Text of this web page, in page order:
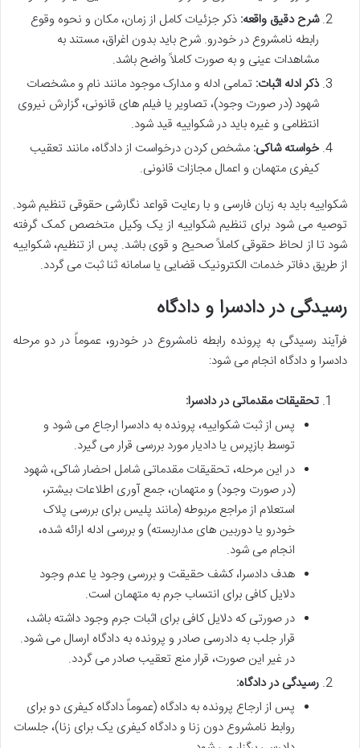
شرح دقیق واقعه: ذکر جزئیات کامل از زمان، مکان و نحوه وقوع
رابطه نامشروع در خودرو. شرح باید بدون اغراق، مستند به
مشاهدات عینی و به صورت کاملاً واضح باشد.
ذکر ادله اثبات: تمامی ادله و مدارک موجود مانند نام و مشخصات
شهود (در صورت وجود)، تصاویر یا فیلم های قانونی، گزارش نیروی
انتظامی و غیره باید در شکواییه قید شود.
خواسته شاکی: مشخص کردن درخواست از دادگاه، مانند تعقیب
کیفری متهمان و اعمال مجازات قانونی.
شکواییه باید به زبان فارسی و با رعایت قواعد نگارشی حقوقی تنظیم شود.
توصیه می شود برای تنظیم شکواییه از یک وکیل متخصص کمک گرفته
شود تا از لحاظ حقوقی کاملاً صحیح و قوی باشد. پس از تنظیم، شکواییه
از طریق دفاتر خدمات الکترونیک قضایی یا سامانه ثنا ثبت می گردد.
رسیدگی در دادسرا و دادگاه
فرآیند رسیدگی به پرونده رابطه نامشروع در خودرو، عموماً در دو مرحله
دادسرا و دادگاه انجام می شود:
تحقیقات مقدماتی در دادسرا:
پس از ثبت شکواییه، پرونده به دادسرا ارجاع می شود و
توسط بازپرس یا دادیار مورد بررسی قرار می گیرد.
در این مرحله، تحقیقات مقدماتی شامل احضار شاکی، شهود
(در صورت وجود) و متهمان، جمع آوری اطلاعات بیشتر،
استعلام از مراجع مربوطه (مانند پلیس برای بررسی پلاک
خودرو یا دوربین های مداربسته) و بررسی ادله ارائه شده،
انجام می شود.
هدف دادسرا، کشف حقیقت و بررسی وجود یا عدم وجود
دلایل کافی برای انتساب جرم به متهمان است.
در صورتی که دلایل کافی برای اثبات جرم وجود داشته باشد،
قرار جلب به دادرسی صادر و پرونده به دادگاه ارسال می شود.
در غیر این صورت، قرار منع تعقیب صادر می گردد.
رسیدگی در دادگاه:
پس از ارجاع پرونده به دادگاه (عموماً دادگاه کیفری دو برای
روابط نامشروع دون زنا و دادگاه کیفری یک برای زنا)، جلسات